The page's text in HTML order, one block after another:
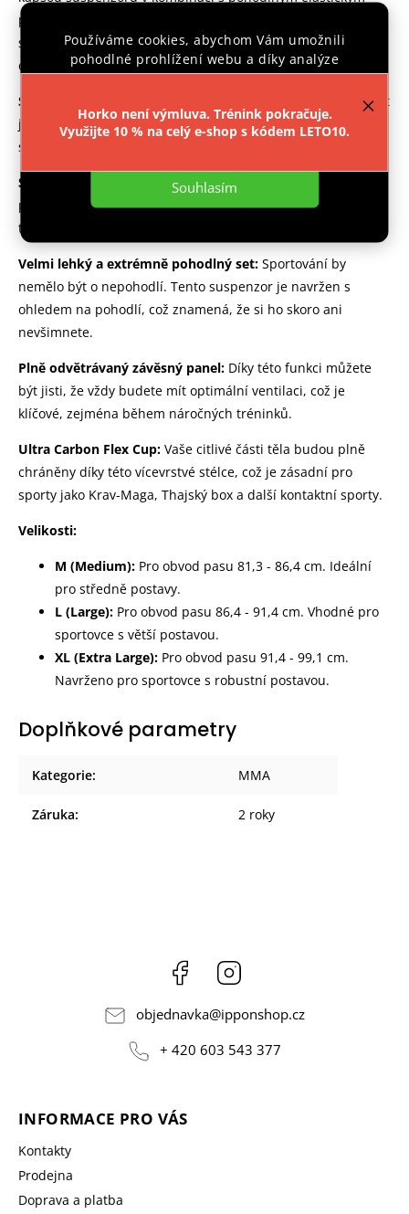
Používáme cookies, abychom Vám umožnili
pohodlné prohlížení webu a díky analýze
provozu webu neustále zlepšovali jeho funkce,
Nastavení
Souhlasím
Horko není výmluva. Trénink pokračuje.
Využijte 10 % na celý e-shop s kódem LETO10.
pásem poskytuje dokonalou stabilitu. Se speciálními
systémy a vícevrstvou stélkou Carbon Flex Cup bezpečně
ochrání citlivé části těla.
Systém X-Fit™ pro dokonalé padnutí:
Díky tomu můžete být
jisti, že suspenzor bude perfektně sedět, ať už jste v jakékoli
situaci. Bezpečnost a komfort jdou ruku v ruce.
Systém S-Static™ pro ochranu proti bakteriím:
pokožka zůstane čistá a chráněná díky této inovativní
technologii, která odolává bakteriím a nežádoucím pachům.
Velmi lehký a extrémně pohodlný set: Sportování by
nemělo být o nepohodlí. Tento suspenzor je navržen s
ohledem na pohodlí, což znamená, že si ho skoro ani
nevšimnete.
Plně odvětrávaný závěsný panel: Díky této funkci můžete
být jisti, že vždy budete mít optimální ventilaci, což je
klíčové, zejména během náročných tréninků.
Ultra Carbon Flex Cup: Vaše citlivé části těla budou plně
chráněny díky této vícevrstvé stélce, což je zásadní pro
sporty jako Krav-Maga, Thajský box a další kontaktní sporty.
Velikosti:
M (Medium): Pro obvod pasu 81,3 - 86,4 cm. Ideální
pro středně postavy.
L (Large): Pro obvod pasu 86,4 - 91,4 cm. Vhodné pro
sportovce s větší postavou.
XL (Extra Large): Pro obvod pasu 91,4 - 99,1 cm.
Navrženo pro sportovce s robustní postavou.
Doplňkové parametry
Kategorie: MMA
Záruka: 2 roky
Facebook
objednavka@ipponshop.cz
+ 420 603 543 377
INFORMACE PRO VÁS
Kontakty
Prodejna
Doprava a platba